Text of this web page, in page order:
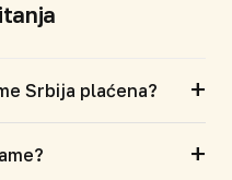
Srbija plaćena? +
+